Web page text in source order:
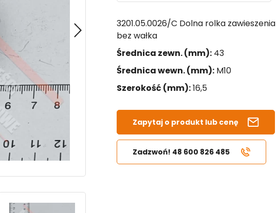
3201.05.0026/C Dolna rolka
bez wałka
Średnica zewn. (mm): 43
Średnica wewn. (mm): M10
Szerokość (mm):16,5
Zapytaj o produkt lub cenę
Zadzwoń! 48 600 826 485